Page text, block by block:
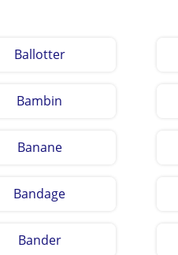
Ballotter
Bambin
Banane
Bandage
Bander